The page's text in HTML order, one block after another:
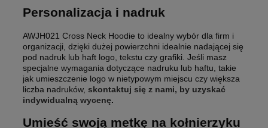
Personalizacja i nadruk
AWJH021 Cross Neck Hoodie to idealny wybór dla firm i
organizacji, dzięki dużej powierzchni idealnie nadającej się
pod nadruk lub haft logo, tekstu czy grafiki. Jeśli masz
specjalne wymagania dotyczące nadruku lub haftu, takie
jak umieszczenie logo w nietypowym miejscu czy większa
liczba nadruków, skontaktuj się z nami, by uzyskać
indywidualną wycenę.
Umieść swoją metkę na kołnierzyku